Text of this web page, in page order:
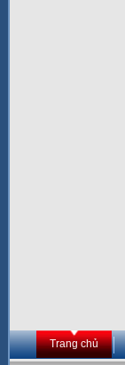
Trang chủ